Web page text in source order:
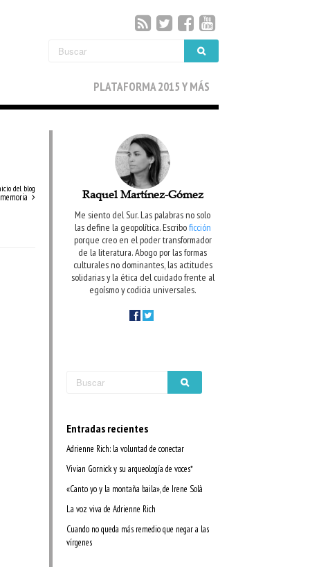
PLATAFORMA 2015 Y MÁS
del blog
Raquel Martínez-Gómez
Me siento del Sur. Las palabras no solo
las define la geopolítica. Escriboficción
porque creo en el poder transformador
de la literatura. Abogo por las formas
culturales no dominantes, las actitudes
solidarias y la ética del cuidado frente al
egoísmo y codicia universales.
Entradas recientes
Adrienne Rich: la voluntad de conectar
Vivian Gornick y su arqueología de voces*
«Canto yo y la montaña baila», de Irene Solà
La voz viva de Adrienne Rich
Cuando no queda más remedio que negar a las
vírgenes